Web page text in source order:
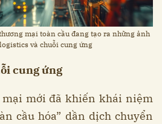
mại toàn cầu đang tạo ra những ảnh
và chuỗi cung ứng
cung ứng
mại mới đã khiến khái niệm
cầu hóa” dần dịch chuyển